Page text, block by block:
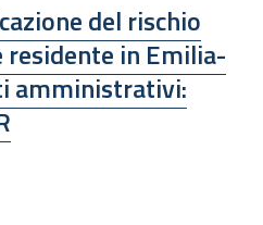
del rischio
in Emilia-
amministrativi: